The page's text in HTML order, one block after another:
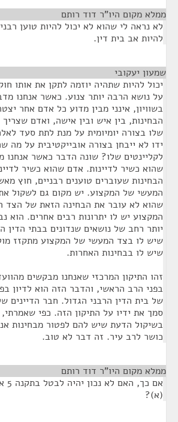
ממלא מקום היו"ר דוד רותם
לא נראה לי שהוא לא יכול להיות טוען
להיות אב בית דין.
שמעון יעקובי
יכול להיות שתהיה יוזמה לתקן את אותו
על נושא הרבה יותר צנוע. כאשר אנחנו
בשוויון, אינני מבין מדוע כל אדם אחר
הבחינות, בין איש ובין אישה, ואדם
שלו בצורה יומיומית על מנת לתת סעד
ידו לא ייבחן בצורה אובייקטיבית על מה
לקליינטים שלו? שונה הדבר כאשר
שהוא כשיר לדיינות. אדם שהוא כשיר
הבחינות שעוברים טוענים רבניים, חוץ
המעשי של המקצוע. יש מקום גם לשקול
שהוא לא עובר את הבחינה הזאת של הצד
המקצוע יש לו יתרונות רבים אחרים. הוא
יותר רחב של נושאים שנדונים בבתי הדין
שיש לו בצד המעשי של המקצוע מתקזז
שיש לו בבחינות האחרות.
זהו התיקון המרכזי שאנחנו מבקשים
בפני הרב הראשי, והדבר הזה הוא לדיון
של בית הדין הרבני הגדול. חבר הדיינים
סמך את ידיו על התיקון הזה. כפי שאמרתי,
בשיקול הדעת שיש להם לפטור מבחינות
כושר לרב עיר. זה דבר לא טוב.
ממלא מקום היו"ר דוד רותם
(א)?